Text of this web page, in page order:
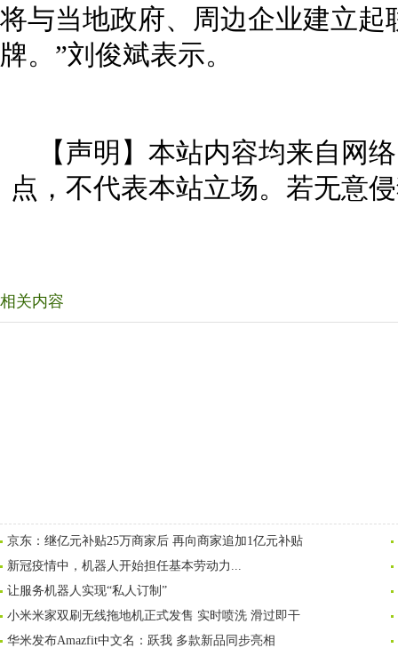
将与当地政府、周边企业建立
牌。”刘俊斌表示。
【声明】本站内容均来自网
点，不代表本站立场。若无意
相关内容
京东：继亿元补贴25万商家后 再向商家追加1亿元补贴
新冠疫情中，机器人开始担任基本劳动力...
让服务机器人实现“私人订制”
小米米家双刷无线拖地机正式发售 实时喷洗 滑过即干
华米发布Amazfit中文名：跃我 多款新品同步亮相